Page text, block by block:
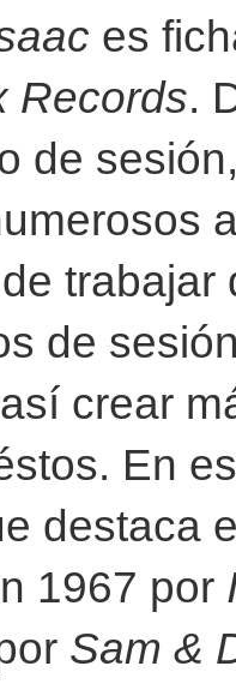
es
Records.
de
de
crear
En
destaca
1967 por
Sam &